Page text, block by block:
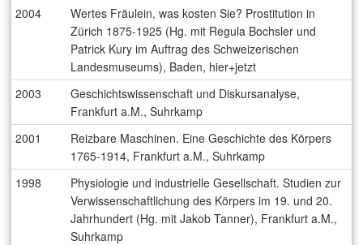
2004
Wertes Fräulein, was kosten Sie? Prostitution in
Zürich 1875-1925 (Hg. mit Regula Bochsler und
Patrick Kury im Auftrag des Schweizerischen
Landesmuseums), Baden, hier+jetzt
2003
Geschichtswissenschaft und Diskursanalyse,
Frankfurt a.M., Suhrkamp
2001
Reizbare Maschinen. Eine Geschichte des Körpers
1765-1914, Frankfurt a.M., Suhrkamp
1998
Physiologie und industrielle Gesellschaft. Studien zur
Verwissenschaftlichung des Körpers im 19. und 20.
Jahrhundert (Hg. mit Jakob Tanner), Frankfurt a.M.,
Suhrkamp